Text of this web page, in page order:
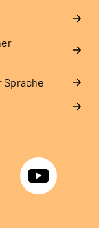
YouTube